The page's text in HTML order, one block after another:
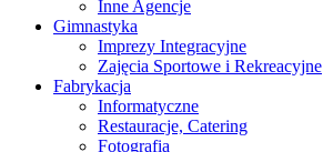
Inne Agencje
Gimnastyka
Imprezy Integracyjne
Zajęcia Sportowe i Rekreacyjne
Fabrykacja
Informatyczne
Restauracje, Catering
Fotografia